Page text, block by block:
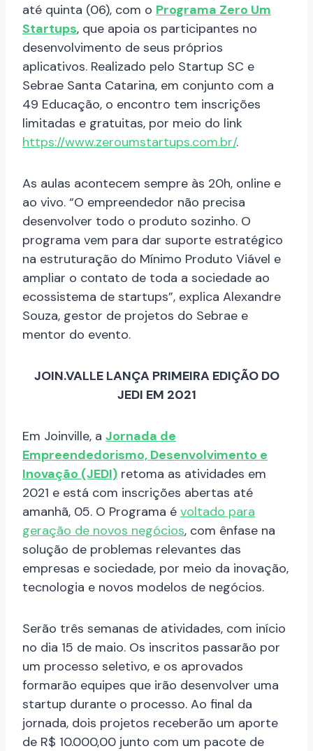
até quinta (06), com o Programa Zero Um
Startups, que apoia os participantes no
desenvolvimento de seus próprios
aplicativos. Realizado pelo Startup SC e
Sebrae Santa Catarina, em conjunto com a
49 Educação, o encontro tem inscrições
limitadas e gratuitas, por meio do link
https://www.zeroumstartups.com.br/.
As aulas acontecem sempre às 20h, online e
ao vivo. “O empreendedor não precisa
desenvolver todo o produto sozinho. O
programa vem para dar suporte estratégico
na estruturação do Mínimo Produto Viável e
ampliar o contato de toda a sociedade ao
ecossistema de startups”, explica Alexandre
Souza, gestor de projetos do Sebrae e
mentor do evento.
JOIN.VALLE LANÇA PRIMEIRA EDIÇÃO DO
JEDI EM 2021
Em Joinville, a Jornada de
Empreendedorismo, Desenvolvimento e
Inovação (JEDI) retoma as atividades em
2021 e está com inscrições abertas até
amanhã, 05. O Programa é voltado para
geração de novos negócios, com ênfase na
solução de problemas relevantes das
empresas e sociedade, por meio da inovação,
tecnologia e novos modelos de negócios.
Serão três semanas de atividades, com início
no dia 15 de maio. Os inscritos passarão por
um processo seletivo, e os aprovados
formarão equipes que irão desenvolver uma
startup durante o processo. Ao final da
jornada, dois projetos receberão um aporte
de R$ 10.000,00 junto com um pacote de